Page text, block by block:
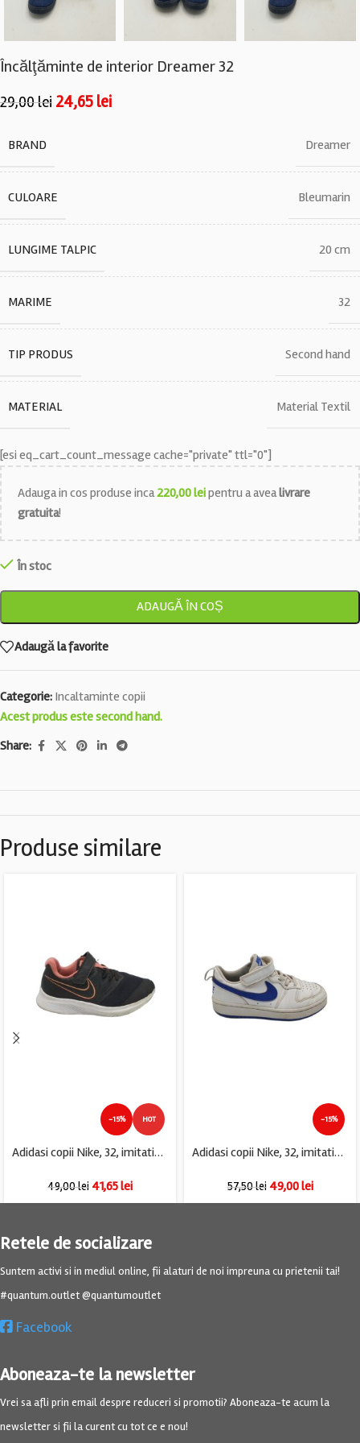
Încălţăminte de interior Dreamer 32
29,00lei 24,65 lei
BRAND Dreamer
CULOARE Bleumarin
LUNGIME TALPIC 20 cm
MARIME 32
TIP PRODUS Second hand
MATERIAL Material Textil
[esi eq_cart_count_message cache="private" ttl="0"]
Adauga in cos produse inca220,00leipentru a avealivrare
gratuita!
În stoc
ADAUGĂ ÎN COȘ
Adaugă la favorite
Categorie: Incaltaminte copii
Acest produs este second hand.
Share:
Produse similare
-15% HOT
Adidasi copii Nike, 32, imitatie de piele, material textil, negru
49,00lei 41,65lei
-15%
Adidasi copii Nike, 32, imitatie de piele, alb
57,50lei 49,00lei
Retele de socializare
Suntem activi si in mediul online, fii alaturi de noi impreuna cu prietenii tai!
#quantum.outlet @quantumoutlet
Facebook
Aboneaza-te la newsletter
Vrei sa afli prin email despre reduceri si promotii? Aboneaza-te acum la
newsletter si fii la curent cu tot ce e nou!